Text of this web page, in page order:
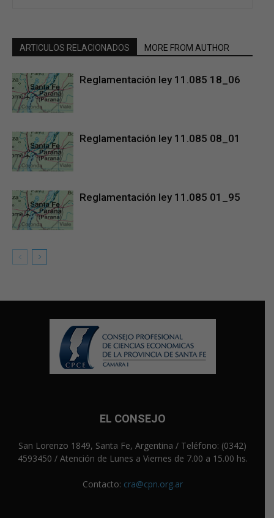
ARTICULOS RELACIONADOS MORE FROM AUTHOR
Reglamentación ley 11.085 18_06
Reglamentación ley 11.085 08_01
Reglamentación ley 11.085 01_95
EL CONSEJO
San Lorenzo 1849, Santa Fe, Argentina / Teléfono: (0342)
4593450 / Atención de Lunes a Viernes de 7.00 a 15.00 hs.
Contacto: cra@cpn.org.ar